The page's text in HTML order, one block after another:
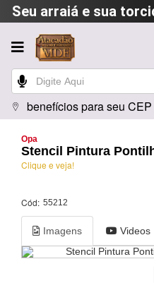
Seu arraiá e sua
benefícios para seu CEP
Opa
Stencil Pintura
Clique e veja!
Cód: 55212
Imagens Videos